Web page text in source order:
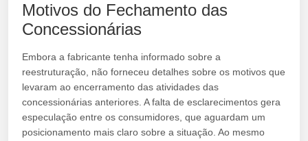
Motivos do Fechamento das
Concessionárias
Embora a fabricante tenha informado sobre a
reestruturação, não forneceu detalhes sobre os motivos que
levaram ao encerramento das atividades das
concessionárias anteriores. A falta de esclarecimentos gera
especulação entre os consumidores, que aguardam um
posicionamento mais claro sobre a situação. Ao mesmo